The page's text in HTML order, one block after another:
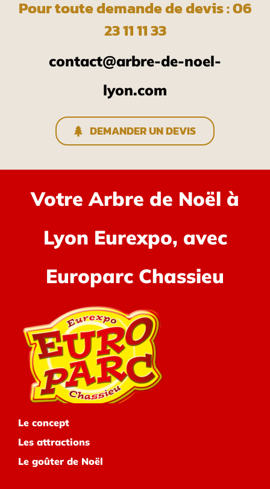
Pour toute demande de devis : 06
23 11 11 33
contact@arbre-de-noel-
lyon.com
DEMANDER UN DEVIS
Votre Arbre de Noël à
Lyon Eurexpo, avec
Europarc Chassieu
Le concept
Les attractions
Le goûter de Noël